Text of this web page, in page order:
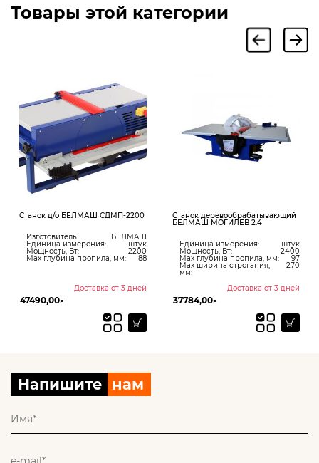
Товары этой категории
Станок д/о БЕЛМАШ СДМП-2200
Изготовитель: БЕЛМАШ
Единица измерения: штук
Мощность, Вт: 2200
Max глубина пропила, мм: 88
Доставка от 3 дней
47490,00₽
Станок деревообрабатывающий
БЕЛМАШ МОГИЛЕВ 2.4
Единица измерения: штук
Мощность, Вт: 2400
Max глубина пропила, мм: 97
Max ширина строгания,
мм:
270
Доставка от 3 дней
37784,00₽
Напишите нам